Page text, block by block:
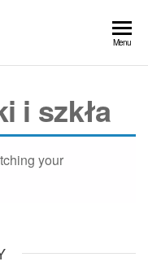
Menu
i szkła
your